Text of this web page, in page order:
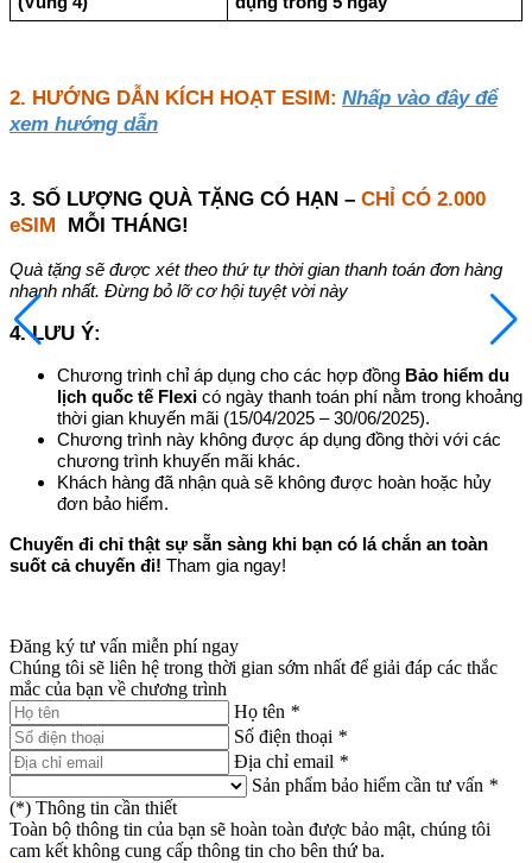
2. HƯỚNG DẪN KÍCH HOẠT ESIM: Nhấp vào đây để
xem hướng dẫn
3. SỐ LƯỢNG QUÀ TẶNG CÓ HẠN – CHỈ CÓ 2.000
eSIM MỖI THÁNG!
Quà tặng sẽ được xét theo thứ tự thời gian thanh toán đơn hàng
nhanh nhất. Đừng bỏ lỡ cơ hội tuyệt vời này
4. LƯU Ý:
Chương trình chỉ áp dụng cho các hợp đồng Bảo hiểm du
lịch quốc tế Flexi có ngày thanh toán phí nằm trong khoảng
thời gian khuyến mãi (15/04/2025 – 30/06/2025).
Chương trình này không được áp dụng đồng thời với các
chương trình khuyến mãi khác.
Khách hàng đã nhận quà sẽ không được hoàn hoặc hủy
đơn bảo hiểm.
Chuyến đi chỉ thật sự sẵn sàng khi bạn có lá chắn an toàn
suốt cả chuyến đi! Tham gia ngay!
Đăng ký tư vấn miễn phí ngay
Chúng tôi sẽ liên hệ trong thời gian sớm nhất để giải đáp các thắc
mắc của bạn về chương trình
Họ tên *
Số điện thoại *
Địa chỉ email *
Sản phẩm bảo hiểm cần tư vấn *
(*) Thông tin cần thiết
Toàn bộ thông tin của bạn sẽ hoàn toàn được bảo mật, chúng tôi
cam kết không cung cấp thông tin cho bên thứ ba.